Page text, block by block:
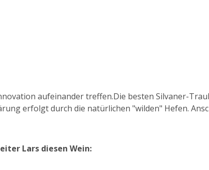
aufeinander treffen.Die besten Silvaner-
erfolgt durch die natürlichen "wilden" Hefen.
Lars diesen Wein: